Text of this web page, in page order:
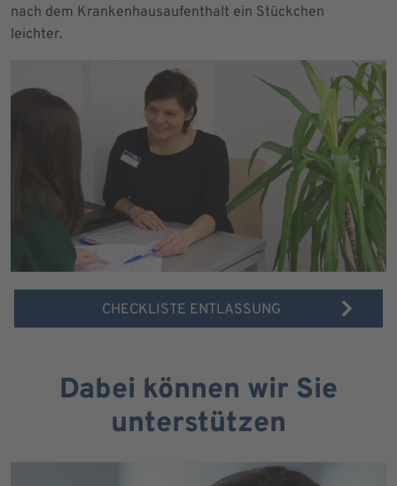
nach dem Krankenhausaufenthalt ein Stückchen
leichter.
CHECKLISTE ENTLASSUNG
Dabei können wir Sie
unterstützen